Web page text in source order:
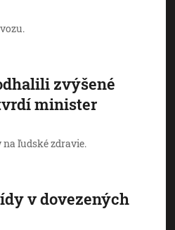
zvýšené
minister
ľudské zdravie.
v dovezených